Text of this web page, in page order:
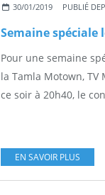
30/01/2019 PUBLIÉ
Pour une semaine
la Tamla Motown, TV
ce soir à 20h40, le
EN SAVOIR PLUS